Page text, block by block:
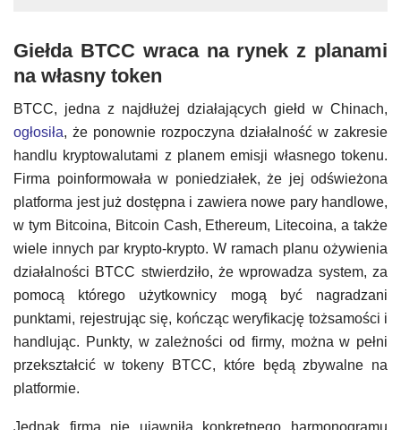
Giełda BTCC wraca na rynek z planami
na własny token
BTCC, jedna z najdłużej działających giełd w Chinach,
ogłosiła, że ​​ponownie rozpoczyna działalność w zakresie
handlu kryptowalutami z planem emisji własnego tokenu.
Firma poinformowała w poniedziałek, że jej odświeżona
platforma jest już dostępna i zawiera nowe pary handlowe,
w tym Bitcoina, Bitcoin Cash, Ethereum, Litecoina, a także
wiele innych par krypto-krypto. W ramach planu ożywienia
działalności BTCC stwierdziło, że wprowadza system, za
pomocą którego użytkownicy mogą być nagradzani
punktami, rejestrując się, kończąc weryfikację tożsamości i
handlując. Punkty, w zależności od firmy, można w pełni
przekształcić w tokeny BTCC, które będą zbywalne na
platformie.
Jednak firma nie ujawniła konkretnego harmonogramu